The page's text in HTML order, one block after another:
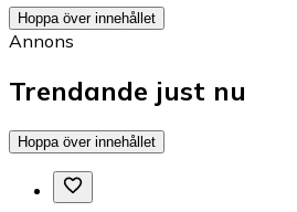
Hoppa över innehållet
Annons
Trendande just nu
Hoppa över innehållet